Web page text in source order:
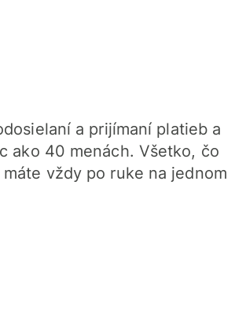
a prijímaní platieb a
ako 40 menách. Všetko, čo
vždy po ruke na jednom